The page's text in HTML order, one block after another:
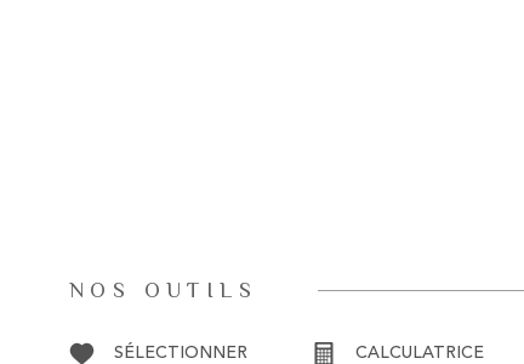
NOS OUTILS
SÉLECTIONNER CALCULATRICE